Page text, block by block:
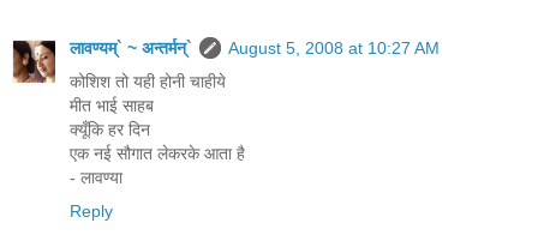
लावण्यम्` ~ अन्तर्मन्`
August 5, 2008 at 10:27 AM
कोशिश तो यही होनी चाहीये
मीत भाई साहब
क्यूँकि हर दिन
एक नई सौगात लेकरके आता है
- लावण्या
Reply